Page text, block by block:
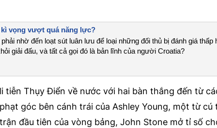
vọng vượt quá năng lực?
nhờ đến loạt sút luân lưu để loại những đối thủ bị đánh giá thấp
giải đấu, và tất cả gọi đó là bản lĩnh của người Croatia?
tiễn Thụy Điển về nước với hai bàn thắng đến từ
góc bên cánh trái của Ashley Young, một từ cú
đầu tiên của vòng bảng, John Stone mở tỉ số